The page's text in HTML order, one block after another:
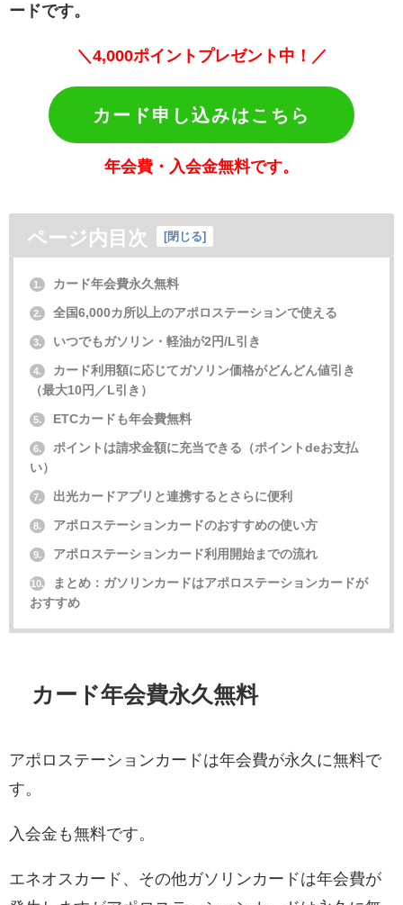
ードです。
＼ 4,000ポイントプレゼント中！／
カード申し込みはこちら
年会費・入会金無料です。
ページ内目次 [閉じる]
1. カード年会費永久無料
2. 全国6,000カ所以上のアポロステーションで使える
3. いつでもガソリン・軽油が2円/L引き
4.
カード利用額に応じてガソリン価格がどんどん値引き
（最大10円／L引き）
5. ETCカードも年会費無料
6.
ポイントは請求金額に充当できる（ポイントdeお支払
い）
7. 出光カードアプリと連携するとさらに便利
8. アポロステーションカードのおすすめの使い方
9. アポロステーションカード利用開始までの流れ
10.
まとめ：ガソリンカードはアポロステーションカードが
おすすめ
カード年会費永久無料
アポロステーションカードは年会費が永久に無料で
す。
入会金も無料です。
エネオスカード、その他ガソリンカードは年会費が